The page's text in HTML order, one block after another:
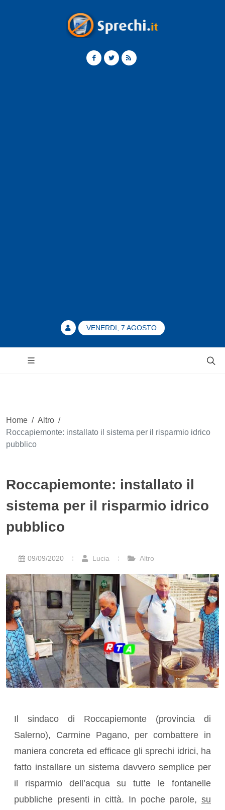
VENERDI, 7 AGOSTO
Home / Altro /
Roccapiemonte: installato il sistema per il risparmio idrico
pubblico
Roccapiemonte: installato il
sistema per il risparmio idrico
pubblico
09/09/2020 Lucia Altro
Il sindaco di Roccapiemonte (provincia di
Salerno), Carmine Pagano, per combattere in
maniera concreta ed efficace gli sprechi idrici, ha
fatto installare un sistema davvero semplice per
il risparmio dell’acqua su tutte le fontanelle
pubbliche presenti in città. In poche parole, su